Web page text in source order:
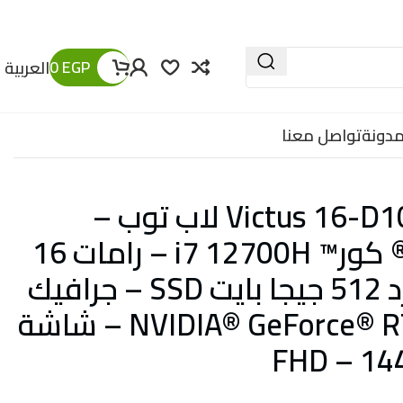
0EGP العربية
تواصل معنا
اتش بي Victus 16-D1058NE لاب توب –
بروسيسور انتل® كور™ i7 12700H – رامات 16
جيجا بايت – هارد 512 جيجا بايت SSD – جرافيك
NVIDIA® GeForce® RTX™ 3060 6GB – شاشة